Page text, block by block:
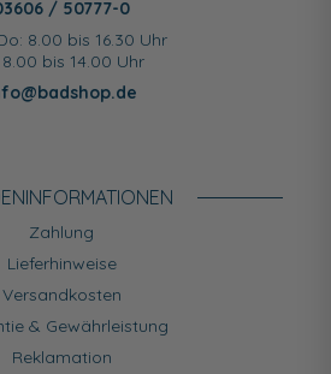
/ 50777-0
8.00 bis 16.30 Uhr
8.00 bis 14.00 Uhr
Zahlung
Lieferhinweise
Versandkosten
& Gewährleistung
Reklamation